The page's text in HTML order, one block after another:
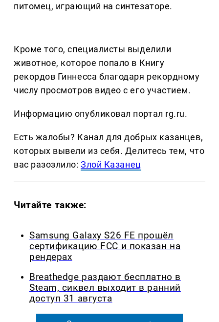
питомец, играющий на синтезаторе.
Кроме того, специалисты выделили
животное, которое попало в Книгу
рекордов Гиннесса благодаря рекордному
числу просмотров видео с его участием.
Информацию опубликовал портал rg.ru.
Есть жалобы? Канал для добрых казанцев,
которых вывели из себя. Делитеcь тем, что
вас разозлило:Злой Казанец
Читайте также:
Samsung Galaxy S26 FE прошёл
сертификацию FCC и показан на
рендерах
Breathedge раздают бесплатно в
Steam, сиквел выходит в ранний
доступ 31 августа